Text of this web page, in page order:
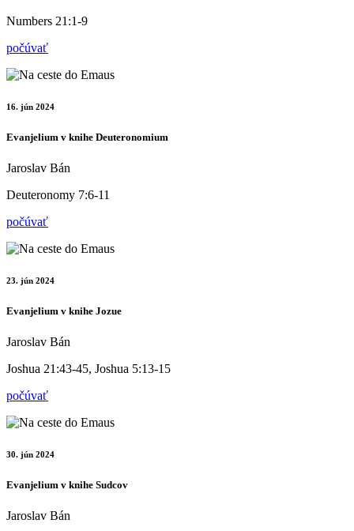
Numbers 21:1-9
počúvať
16. jún 2024
Evanjelium v knihe Deuteronomium
Jaroslav Bán
Deuteronomy 7:6-11
počúvať
23. jún 2024
Evanjelium v knihe Jozue
Jaroslav Bán
Joshua 21:43-45, Joshua 5:13-15
počúvať
30. jún 2024
Evanjelium v knihe Sudcov
Jaroslav Bán